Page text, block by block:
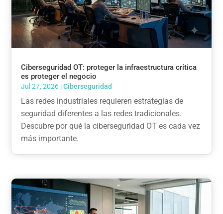
Ciberseguridad OT: proteger la infraestructura crítica
es proteger el negocio
Jul 27, 2026 |Ciberseguridad
Las redes industriales requieren estrategias de
seguridad diferentes a las redes tradicionales.
Descubre por qué la ciberseguridad OT es cada vez
más importante.